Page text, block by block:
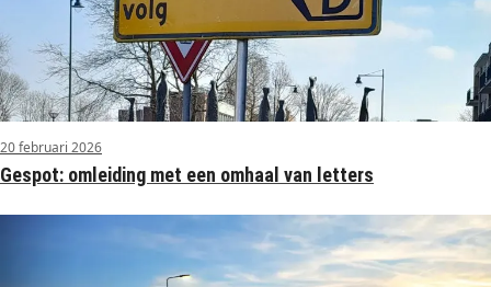
20 februari 2026
Gespot: omleiding met een omhaal van letters